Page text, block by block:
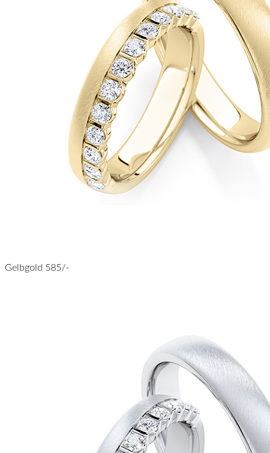
Gelbgold 585/-